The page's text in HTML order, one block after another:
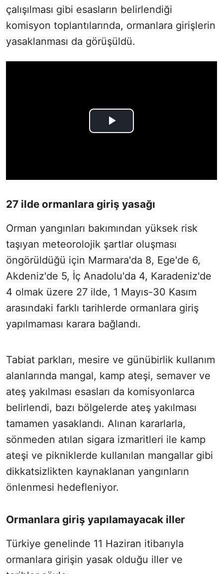
çalışılması gibi esasların belirlendiği
komisyon toplantılarında, ormanlara girişlerin
yasaklanması da görüşüldü.
27 ilde ormanlara giriş yasağı
Orman yangınları bakımından yüksek risk
taşıyan meteorolojik şartlar oluşması
öngörüldüğü için Marmara'da 8, Ege'de 6,
Akdeniz'de 5, İç Anadolu'da 4, Karadeniz'de
4 olmak üzere 27 ilde, 1 Mayıs-30 Kasım
arasındaki farklı tarihlerde ormanlara giriş
yapılmaması karara bağlandı.
Tabiat parkları, mesire ve günübirlik kullanım
alanlarında mangal, kamp ateşi, semaver ve
ateş yakılması esasları da komisyonlarca
belirlendi, bazı bölgelerde ateş yakılması
tamamen yasaklandı. Alınan kararlarla,
sönmeden atılan sigara izmaritleri ile kamp
ateşi ve pikniklerde kullanılan mangallar gibi
dikkatsizlikten kaynaklanan yangınların
önlenmesi hedefleniyor.
Ormanlara giriş yapılamayacak iller
Türkiye genelinde 11 Haziran itibarıyla
ormanlara girişin yasak olduğu iller ve